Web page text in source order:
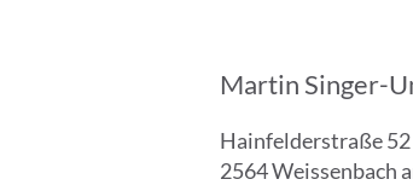
Martin Singer-
Hainfelderstraße 52
2564 Weissenbach